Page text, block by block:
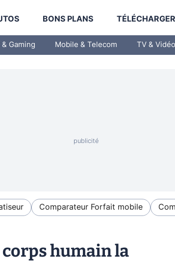
BONS PLANS
& Gaming Mobile & Telecom TV & Vidéo
Comparateur Forfait mobile
humain la